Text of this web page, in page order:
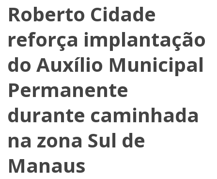
Roberto Cidade
reforça implantação
do Auxílio Municipal
Permanente
durante caminhada
na zona Sul de
Manaus